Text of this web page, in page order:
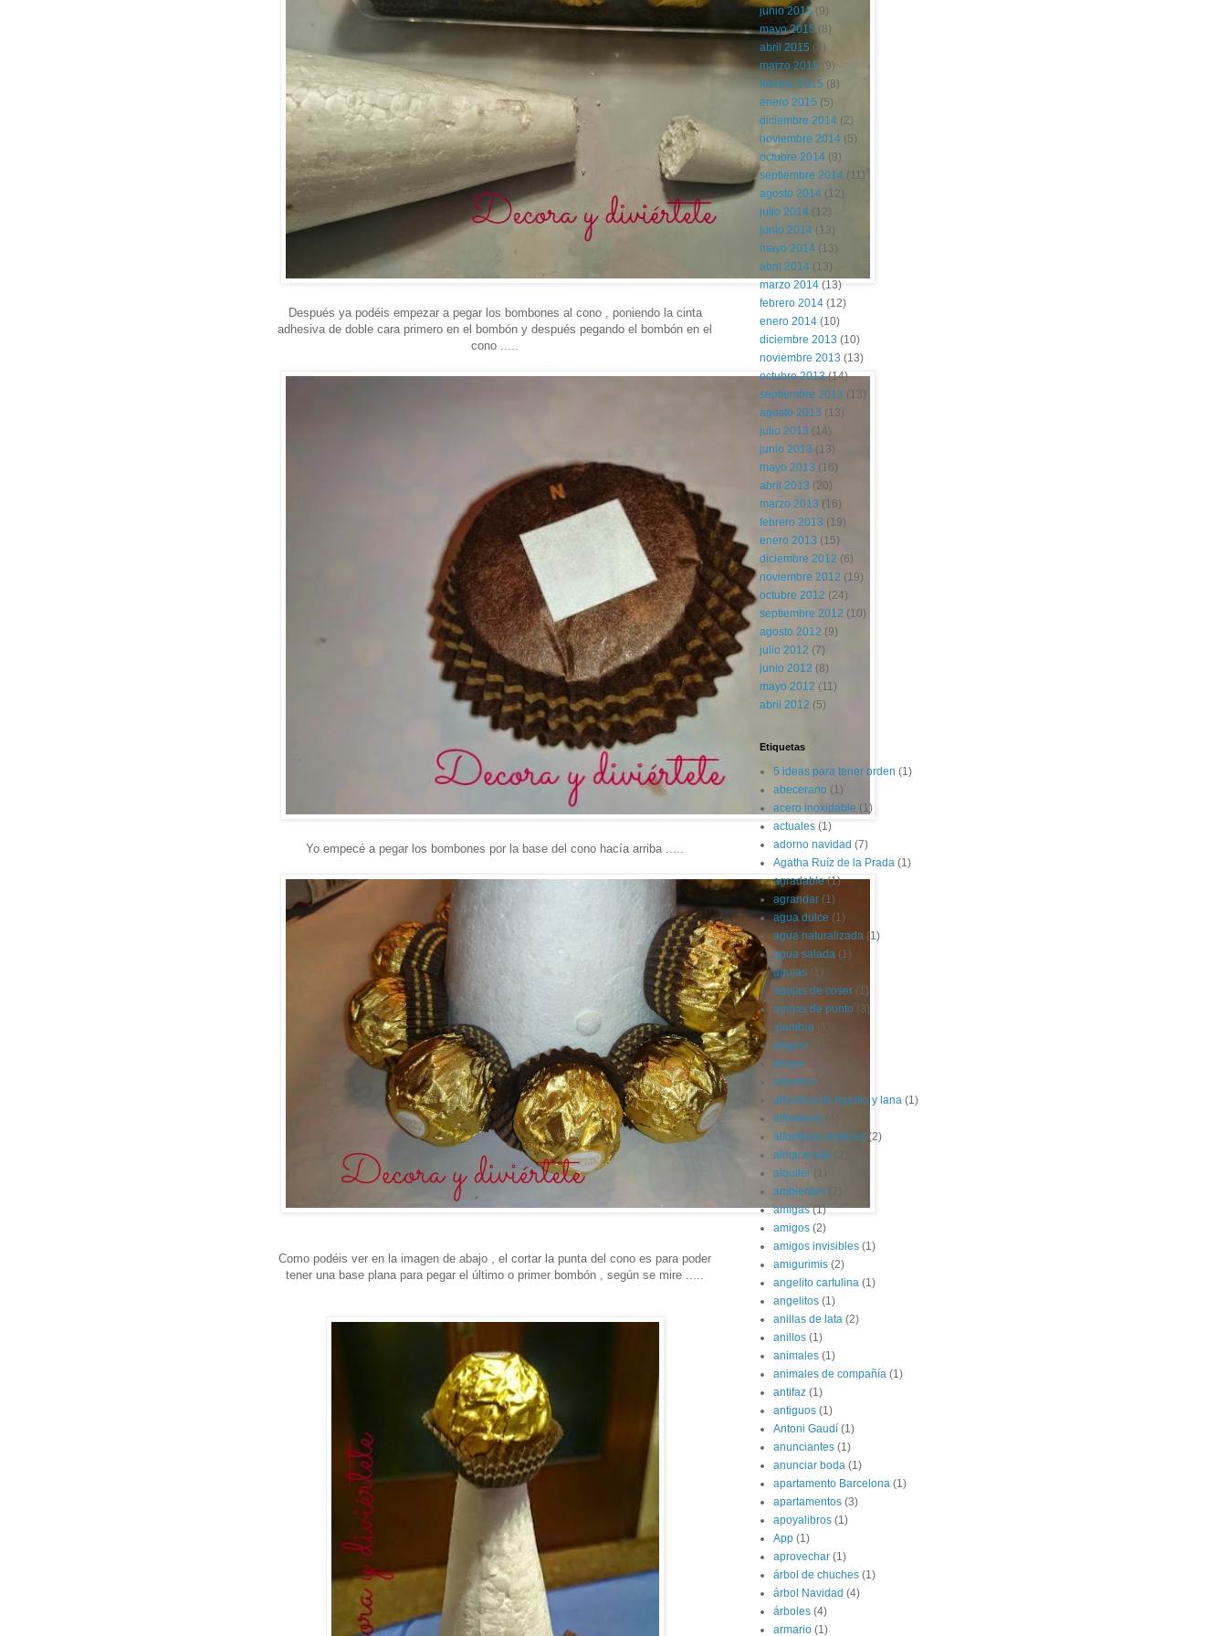
Después ya podéis empezar a pegar los bombones al cono , poniendo la cinta
adhesiva de doble cara primero en el bombón y después pegando el bombón en el
cono .....
Yo empecé a pegar los bombones por la base del cono hacía arriba .....
Como podéis ver en la imagen de abajo , el cortar la punta del cono es para poder
tener una base plana para pegar el último o primer bombón , según se mire .....
junio 2015 (9)
mayo 2015 (8)
abril 2015 (8)
marzo 2015 (9)
febrero 2015 (8)
enero 2015 (5)
diciembre 2014 (2)
noviembre 2014 (5)
octubre 2014 (9)
septiembre 2014 (11)
agosto 2014 (12)
julio 2014 (12)
junio 2014 (13)
mayo 2014 (13)
abril 2014 (13)
marzo 2014 (13)
febrero 2014 (12)
enero 2014 (10)
diciembre 2013 (10)
noviembre 2013 (13)
octubre 2013(14)
septiembre 2013 (13)
agosto 2013 (13)
julio 2013 (14)
junio 2013 (13)
mayo 2013 (16)
abril 2013 (20)
marzo 2013 (16)
febrero 2013 (19)
enero 2013 (15)
diciembre 2012 (6)
noviembre 2012 (19)
octubre 2012 (24)
septiembre 2012 (10)
agosto 2012 (9)
julio 2012 (7)
junio 2012 (8)
mayo 2012 (11)
abril 2012 (5)
Etiquetas
5 ideas para tener orden (1)
abecerario (1)
acero inoxidable (1)
actuales (1)
adorno navidad (7)
Agatha Ruíz de la Prada (1)
agradable (1)
agrandar (1)
agua dulce (1)
agua naturalizada (1)
agua salada (1)
agujas (1)
agujas de coser (1)
agujas de punto (3)
alambre (1)
alegrar
(1)
alegre
alfombra
alfombra de trapillo y lana (1)
alfombras
alfombras vinílicas (2)
almacenaje
alquiler
(1)
ambientes
amigas (1)
amigos (2)
amigos invisibles (1)
amigurimis (2)
angelito cartulina (1)
angelitos (1)
anillas de lata (2)
anillos (1)
animales (1)
animales de compañía (1)
antifaz (1)
antiguos (1)
Antoni Gaudí (1)
anunciantes (1)
anunciar boda (1)
apartamento Barcelona (1)
apartamentos (3)
apoyalibros (1)
App (1)
aprovechar (1)
árbol de chuches (1)
árbol Navidad (4)
árboles (4)
armario (1)